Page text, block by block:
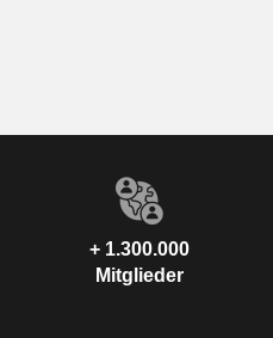
+ 1.300.000
Mitglieder